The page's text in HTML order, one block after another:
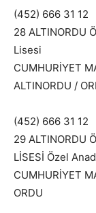
(452) 666 31 12
28 ALTINORDU
Lisesi
CUMHURİYET
ALTINORDU /
(452) 666 31 12
29 ALTINORDU
LİSESİ Özel
CUMHURİYET
ORDU